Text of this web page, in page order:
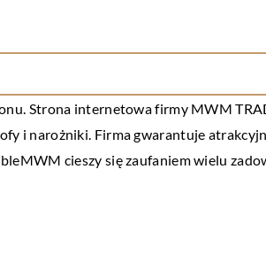
Strona internetowa firmy MWM
i narożniki. Firma gwarantuje
cieszy się zaufaniem wielu